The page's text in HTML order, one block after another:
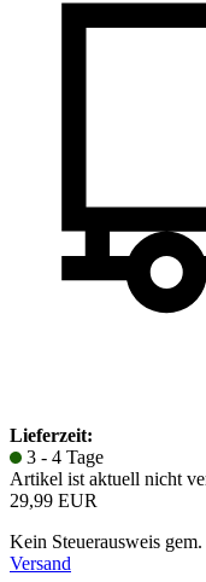
Lieferzeit:
3 - 4 Tage
Artikel ist aktuell nicht
29,99 EUR
Kein Steuerausweis
Versand